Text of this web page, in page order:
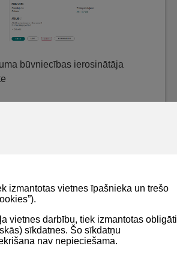
izmantotas vietnes īpašnieka un trešo
vietnes darbību, tiek izmantotas obligāti
sīkdatnes. Šo sīkdatņu
nav nepieciešama.
būvniecības ierosinātāja
Privātuma politika
Lapas karte